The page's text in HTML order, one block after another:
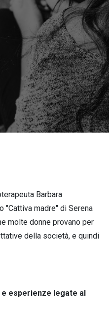
Barbara
"Cattiva madre" di Serena
molte donne provano per
della società, e quindi
esperienze legate al